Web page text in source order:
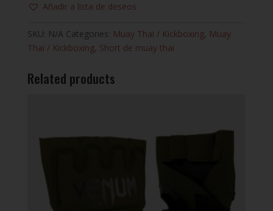
Añadir a lista de deseos
SKU: N/A Categories: Muay Thai / Kickboxing, Muay
Thai / Kickboxing, Short de muay thai
Related products